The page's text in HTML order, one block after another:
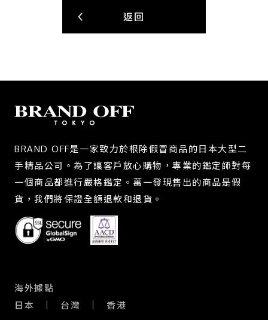
返回
BRAND OFF是一家致力於根除假冒商品的日本大型二
手精品公司。為了讓客戶放心購物，專業的鑑定師對每
一個商品都進行嚴格鑑定。萬一發現售出的商品是假
貨，我們將保證全額退款和退貨。
海外據點
日本
台灣 香港